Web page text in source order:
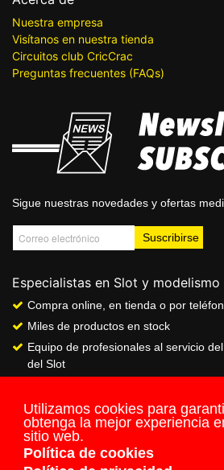
Utilizamos cookies para
obtenga la mejor experiencia
sitio web.
Política de cookies
Nuestra empresa
Visítanos en nuestra tienda
Circuitos club CricCrac
Preguntas frecuentes (FAQs)
Sigue nuestras novedades y ofertas
Especialistas en Slot y modelismo
Compra online, en tienda o por
Miles de productos en stock
Equipo de profesionales al servicio
del Slot
Servicio de pago seguro online
Envios a todo el mundo